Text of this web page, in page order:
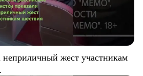
неприличный жест участникам